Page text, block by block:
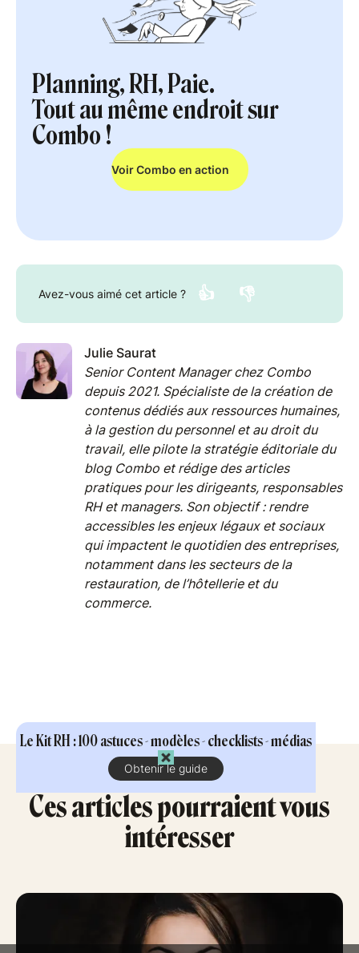
Le Kit RH : 100 astuces - modèles - checklists - médias
Obtenir le guide
Planning, RH, Paie.
Tout au même endroit sur
Combo !
Voir Combo en action
Avez-vous aimé cet article ? 👍 👎
Julie Saurat
Senior Content Manager chez Combo
depuis 2021. Spécialiste de la création de
contenus dédiés aux ressources humaines,
à la gestion du personnel et au droit du
travail, elle pilote la stratégie éditoriale du
blog Combo et rédige des articles
pratiques pour les dirigeants, responsables
RH et managers. Son objectif : rendre
accessibles les enjeux légaux et sociaux
qui impactent le quotidien des entreprises,
notamment dans les secteurs de la
restauration, de l’hôtellerie et du
commerce.
Ces articles pourraient vous
intéresser